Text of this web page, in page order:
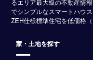
るエリア最大級の不動産情
でシンプルなスマートハウ
ZEH仕様標準住宅を低価格
家・土地を探す